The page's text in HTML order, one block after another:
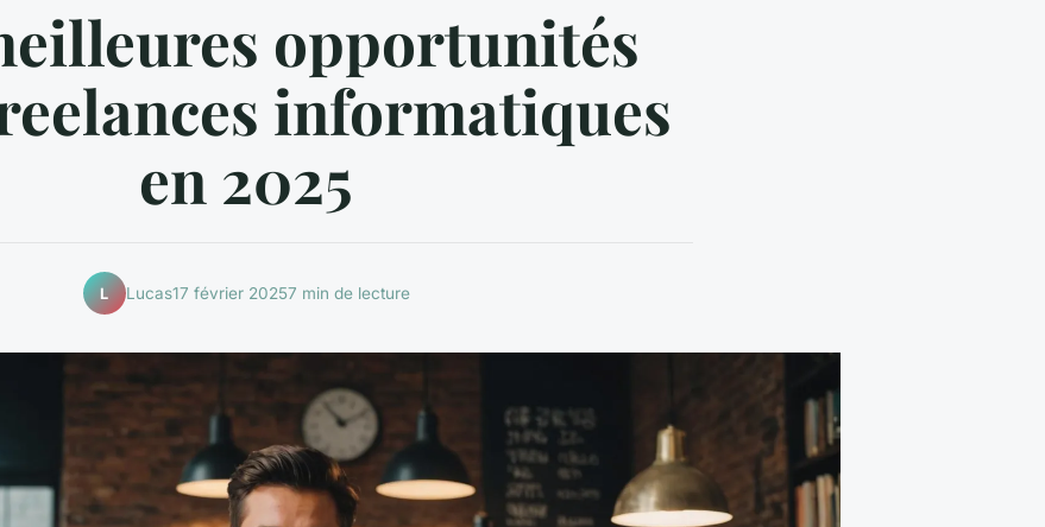
opportunités
informatiques
en 2025
L Lucas17 février 20257 min de lecture